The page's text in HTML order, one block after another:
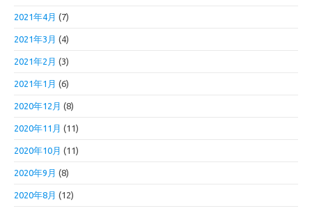
2021年4月 (7)
2021年3月 (4)
2021年2月 (3)
2021年1月 (6)
2020年12月 (8)
2020年11月 (11)
2020年10月 (11)
2020年9月 (8)
2020年8月 (12)